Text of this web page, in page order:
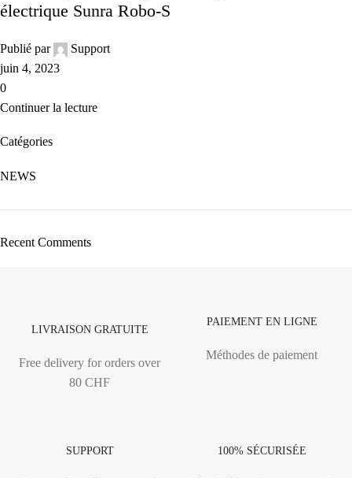
électrique Sunra Robo-S
Publié par
Support
juin 4, 2023
0
Continuer la lecture
Catégories
NEWS
Recent Comments
LIVRAISON GRATUITE
Free delivery for orders over
80 CHF
PAIEMENT EN LIGNE
Méthodes de paiement
SUPPORT 100% SÉCURISÉE